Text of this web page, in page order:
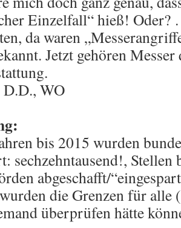
Einzelfall“ hieß!
da waren
Jetzt gehören Messer
D.D., WO
bis 2015 wurden
sechzehntausend!, Stellen
abgeschafft/
die Grenzen für
überprüfen hätte